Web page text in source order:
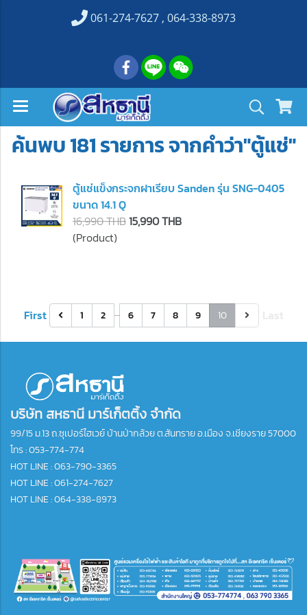
061-274-7627 , 064-338-8973
ค้นพบ 181 รายการ จากคำว่า"ตู้แช่"
ตู้แช่แข็งกระจกฝาเรียบ Sanden รุ่น SNG-0405
ขนาด 14.1 Q
16,990 THB15,990 THB
(Product)
First 1 2 … 6 7 8 9 10
บริษัท สหธานี มาร์เก็ตติ้ง จำกัด
99/15 ม.13 ถ.ซุเปอร์ไฮเวย์ บ้านป่ากล้วย ต.สันทราย อ.เมือง จ.เชียงราย 57000
โทร :053-774-774
HOT LINE : 063-790-3365
HOT LINE : 061-274-7627
HOT LINE : 064-338-8973